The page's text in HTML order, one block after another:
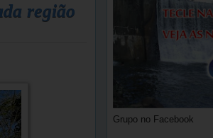
região
Grupo no Facebook